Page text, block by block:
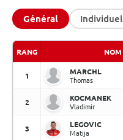
Général Individuel
RANG NOM
1
MARCHL
Thomas
2
KOCMANEK
Vladimir
3
LEGOVIC
Matija